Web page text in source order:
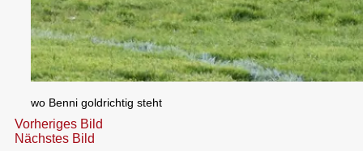
wo Benni goldrichtig steht
Vorheriges Bild
Nächstes Bild